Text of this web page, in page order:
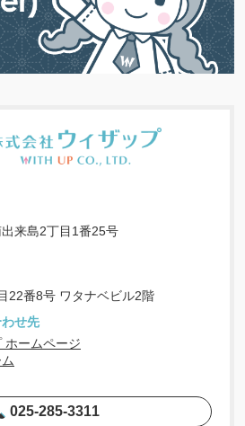
来島2丁目1番25号
22番8号 ワタナベビル2階
せ先
ホームページ
025-285-3311